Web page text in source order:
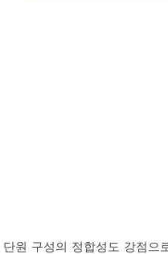
단원 구성의 정합성도 강점으